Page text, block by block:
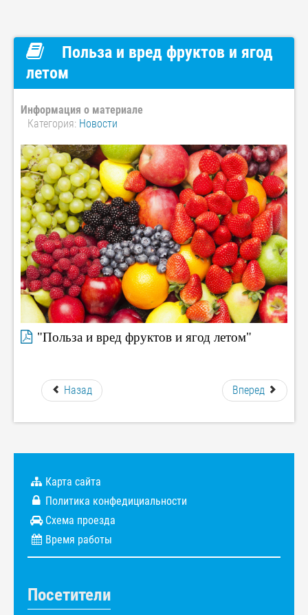
Польза и вред фруктов и ягод
летом
Информация о материале
Категория: Новости
"Польза и вред фруктов и ягод летом"
Назад Вперед
Карта сайта
Политика конфедициальности
Схема проезда
Время работы
Посетители